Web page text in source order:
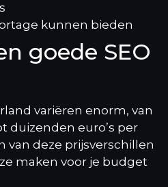
kunnen bieden
goede SEO
variëren enorm, van
duizenden euro’s per
van deze prijsverschillen
maken voor je budget